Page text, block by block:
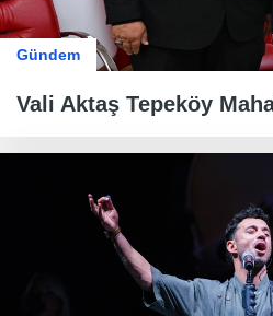
Gündem
Vali Aktaş Tepeköy